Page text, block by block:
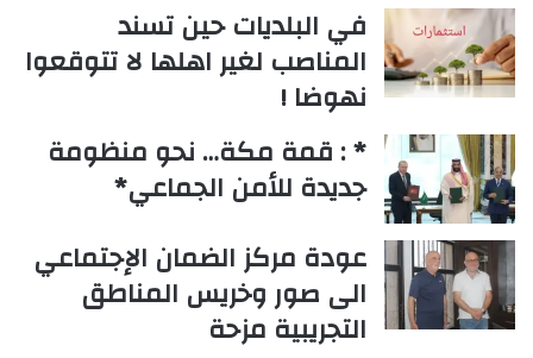
في البلديات حين تسند
المناصب لغير اهلها لا تتوقعوا
نهوضا !
* : قمة مكة… نحو منظومة
جديدة للأمن الجماعي*
عودة مركز الضمان الإجتماعي
الى صور وخريس المناطق
التجريبية مزحة